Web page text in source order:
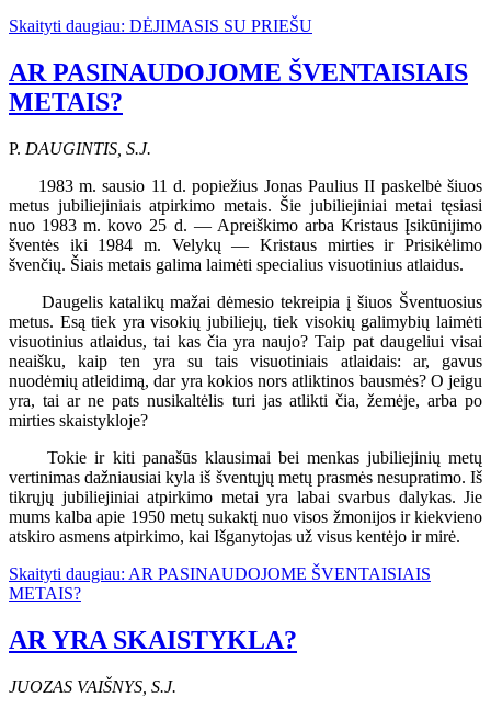
Skaityti daugiau: DĖJIMASIS SU PRIEŠU
AR PASINAUDOJOME ŠVENTAISIAIS
METAIS?
P. DAUGINTIS, S.J.
1983 m. sausio 11 d. popiežius Jonas Paulius II paskelbė šiuos
metus jubiliejiniais atpirkimo metais. Šie jubiliejiniai metai tęsiasi
nuo 1983 m. kovo 25 d. — Apreiškimo arba Kristaus Įsikūnijimo
šventės iki 1984 m. Velykų — Kristaus mirties ir Prisikėlimo
švenčių. Šiais metais galima laimėti specialius visuotinius atlaidus.
Daugelis katalikų mažai dėmesio tekreipia į šiuos Šventuosius
metus. Esą tiek yra visokių jubiliejų, tiek visokių galimybių laimėti
visuotinius atlaidus, tai kas čia yra naujo? Taip pat daugeliui visai
neaišku, kaip ten yra su tais visuotiniais atlaidais: ar, gavus
nuodėmių atleidimą, dar yra kokios nors atliktinos bausmės? O jeigu
yra, tai ar ne pats nusikaltėlis turi jas atlikti čia, žemėje, arba po
mirties skaistykloje?
Tokie ir kiti panašūs klausimai bei menkas jubiliejinių metų
vertinimas dažniausiai kyla iš šventųjų metų prasmės nesupratimo. Iš
tikrųjų jubiliejiniai atpirkimo metai yra labai svarbus dalykas. Jie
mums kalba apie 1950 metų sukaktį nuo visos žmonijos ir kiekvieno
atskiro asmens atpirkimo, kai Išganytojas už visus kentėjo ir mirė.
Skaityti daugiau: AR PASINAUDOJOME ŠVENTAISIAIS
METAIS?
AR YRA SKAISTYKLA?
JUOZAS VAIŠNYS, S.J.